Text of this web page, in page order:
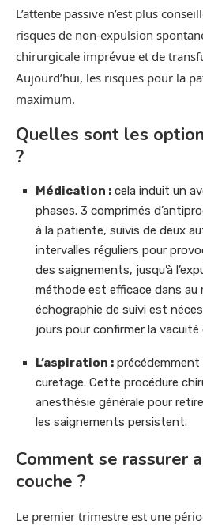
L’attente passive n’est plus
risques de non-expulsion
chirurgicale imprévue et de
Aujourd’hui, les risques pour la
maximum.
Quelles sont les
?
Médication : cela induit un
phases. 3 comprimés
à la patiente, suivis de deux
intervalles réguliers pour
des saignements, jusqu’à
méthode est efficace dans au
échographie de suivi est
jours pour confirmer la vacuité
L’aspiration : précédemment
curetage. Cette procédure
anesthésie générale pour
les saignements persistent.
Comment se rassurer
couche ?
Le premier trimestre est une